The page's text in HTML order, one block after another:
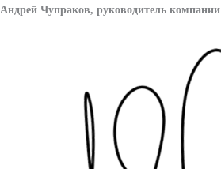
Андрей Чупраков, руководитель компании